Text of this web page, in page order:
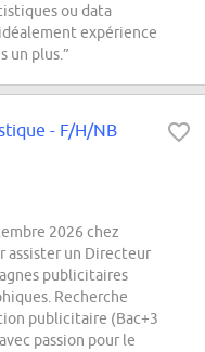
ou data
expérience
un plus.”
- F/H/NB
2026 chez
assister un Directeur
publicitaires
Recherche
publicitaire (Bac+3
passion pour le